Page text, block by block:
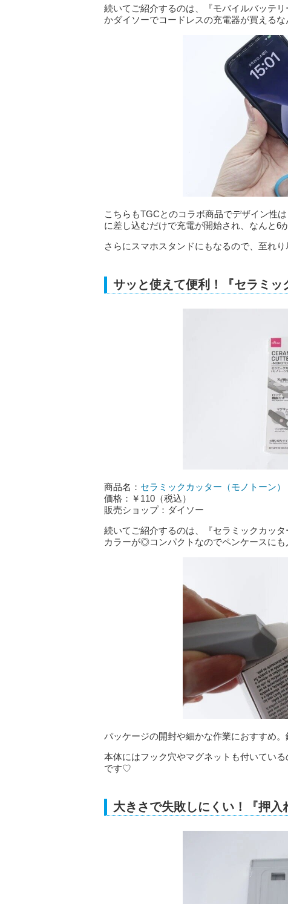
続いてご紹介するのは、『モバイルバッテ
かダイソーでコードレスの充電器が買える
こちらもTGCとのコラボ商品でデザイン性
に差し込むだけで充電が開始され、なんと6
さらにスマホスタンドにもなるので、至れ
サッと使えて便利！『セラミッ
商品名： セラミックカッター（モノトーン）
価格：￥110（税込）
販売ショップ：ダイソー
続いてご紹介するのは、『セラミックカッ
カラーが◎コンパクトなのでペンケースにも
パッケージの開封や細かな作業におすすめ
本体にはフック穴やマグネットも付いてい
です♡
大きさで失敗しにくい！『押入